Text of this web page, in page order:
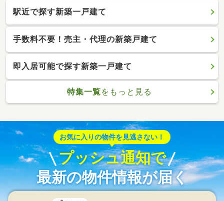
駅近で探す新築一戸建て
手数料不要！売主・代理の新築戸建て
即入居可能で探す新築一戸建て
特集一覧をもっと見る
お気に入りの物件を見逃さない！
プッシュ通知で
最新の物件情報が届く